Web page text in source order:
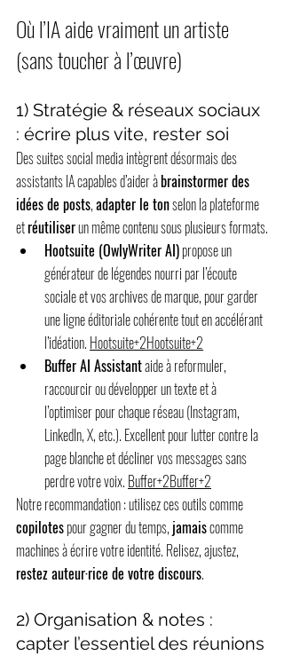
Où l’IA aide vraiment un artiste
(sans toucher à l’œuvre)
1) Stratégie & réseaux sociaux
: écrire plus vite, rester soi
Des suites social media intègrent désormais des
assistants IA capables d’aider à brainstormer des
idées de posts, adapter le ton selon la plateforme
et réutiliser un même contenu sous plusieurs formats.
Hootsuite (OwlyWriter AI) propose un
générateur de légendes nourri par l’écoute
sociale et vos archives de marque, pour garder
une ligne éditoriale cohérente tout en accélérant
l’idéation. Hootsuite+2Hootsuite+2
Buffer AI Assistant aide à reformuler,
raccourcir ou développer un texte et à
l’optimiser pour chaque réseau (Instagram,
LinkedIn, X, etc.). Excellent pour lutter contre la
page blanche et décliner vos messages sans
perdre votre voix. Buffer+2Buffer+2
Notre recommandation : utilisez ces outils comme
copilotes pour gagner du temps, jamais comme
machines à écrire votre identité. Relisez, ajustez,
restez auteur·rice de votre discours.
2) Organisation & notes :
capter l’essentiel des réunions